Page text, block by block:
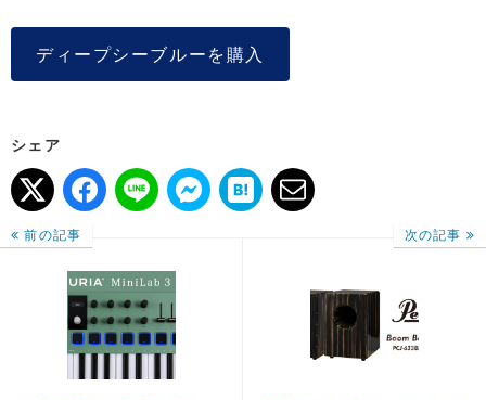
ディープシーブルーを購入
シェア
前の記事 次の記事